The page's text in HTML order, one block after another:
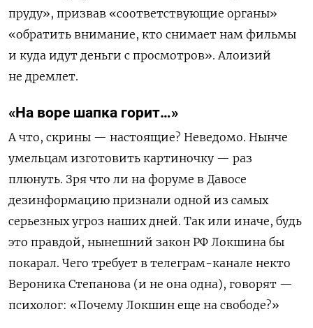
пруду», призвав «соответствующие органы»
«обратить внимание, кто снимает нам фильмы
и куда идут деньги с просмотров». Алоизий
не дремлет.
«На воре шапка горит…»
А что, скрины — настоящие? Неведомо. Нынче
умельцам изготовить картиночку — раз
плюнуть. Зря что ли на форуме в Давосе
дезинформацию признали одной из самых
серьезных угроз наших дней. Так или иначе, будь
это правдой, нынешний закон РФ Локшина бы
покарал. Чего требует в телеграм-канале некто
Вероника Степанова (и не она одна), говорят —
психолог: «Почему Локшин еще на свободе?»